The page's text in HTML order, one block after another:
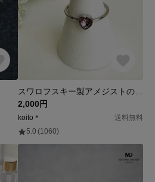
2,000円
koito＊
送料無料
5.0 (1060)